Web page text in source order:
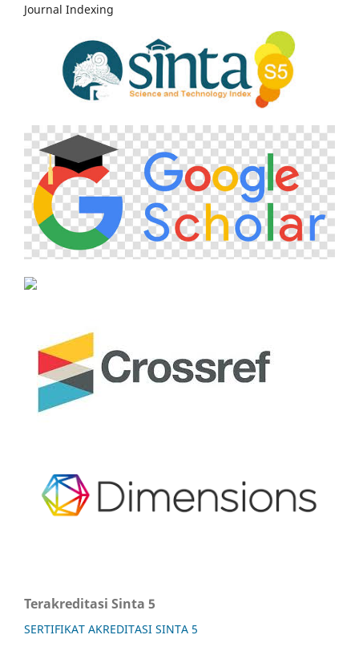
Journal Indexing
Terakreditasi Sinta 5
SERTIFIKAT AKREDITASI SINTA 5